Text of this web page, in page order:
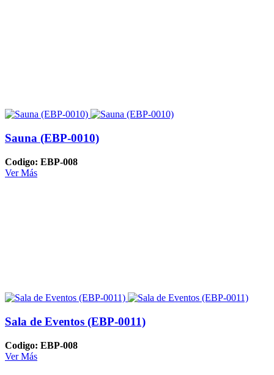
Sauna (EBP-0010)
Codigo: EBP-008
Ver Más
Sala de Eventos (EBP-0011)
Codigo: EBP-008
Ver Más